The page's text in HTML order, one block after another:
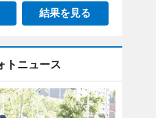
結果を見る
トニュース